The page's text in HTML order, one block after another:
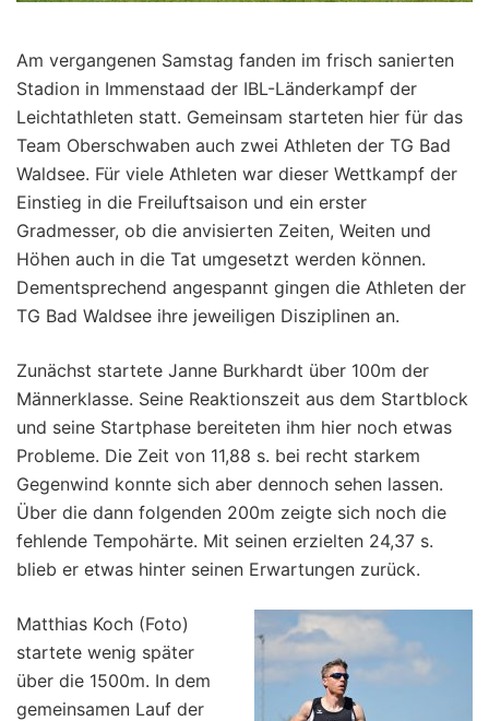
Am vergangenen Samstag fanden im frisch sanierten
Stadion in Immenstaad der IBL-Länderkampf der
Leichtathleten statt. Gemeinsam starteten hier für das
Team Oberschwaben auch zwei Athleten der TG Bad
Waldsee. Für viele Athleten war dieser Wettkampf der
Einstieg in die Freiluftsaison und ein erster
Gradmesser, ob die anvisierten Zeiten, Weiten und
Höhen auch in die Tat umgesetzt werden können.
Dementsprechend angespannt gingen die Athleten der
TG Bad Waldsee ihre jeweiligen Disziplinen an.
Zunächst startete Janne Burkhardt über 100m der
Männerklasse. Seine Reaktionszeit aus dem Startblock
und seine Startphase bereiteten ihm hier noch etwas
Probleme. Die Zeit von 11,88 s. bei recht starkem
Gegenwind konnte sich aber dennoch sehen lassen.
Über die dann folgenden 200m zeigte sich noch die
fehlende Tempohärte. Mit seinen erzielten 24,37 s.
blieb er etwas hinter seinen Erwartungen zurück.
Matthias Koch (Foto)
startete wenig später
über die 1500m. In dem
gemeinsamen Lauf der